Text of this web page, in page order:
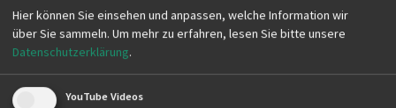
Hier können Sie einsehen und anpassen, welche Information wir
über Sie sammeln. Um mehr zu erfahren, lesen Sie bitte unsere
Datenschutzerklärung.
YouTube Videos